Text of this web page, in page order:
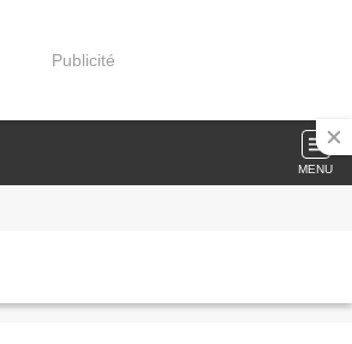
Publicité
MENU